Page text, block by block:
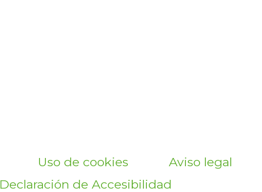
Uso de cookies
Aviso legal
Declaración de Accesibilidad